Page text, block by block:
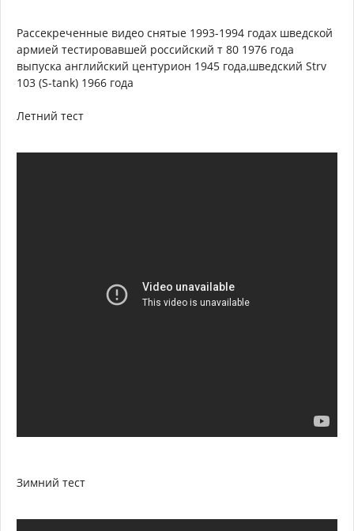
Рассекреченные видео снятые 1993-1994 годах шведской
армией тестировавшей российский т 80 1976 года
выпуска английский центурион 1945 года,шведский Strv
103 (S-tank) 1966 года
Летний тест
Зимний тест